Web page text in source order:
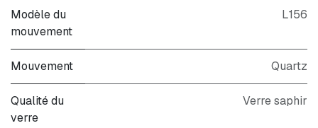
Modèle du
mouvement
L156
Mouvement Quartz
Qualité du
verre
Verre saphir